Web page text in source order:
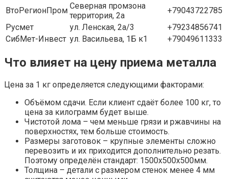
ВтоРегионПром Северная промзона
территория, 2а
+79043722785
Русмет
ул. Ленская, 2а/3
+79234856741
СибМет-Инвест ул. Васильева, 1Б к1 +79049611333
Что влияет на цену приема металла
Цена за 1 кг определяется следующими факторами:
Объёмом сдачи. Если клиент сдаёт более 100 кг, то
цена за килограмм будет выше.
Чистотой лома – чем меньше грязи и ржавчины на
поверхностях, тем больше стоимость.
Размеры заготовок – крупные элементы сложно
перевозить и их приходится дополнительно резать.
Поэтому определён стандарт: 1500х500х500мм.
Толщина – детали с размером стенок менее 4 мм